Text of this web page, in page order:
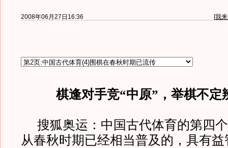
2008年06月27日16:36 [我
棋逢对手竞“中原”，举棋不定
搜狐奥运： 中国古代体育的第四
从春秋时期已经相当普及的，具有